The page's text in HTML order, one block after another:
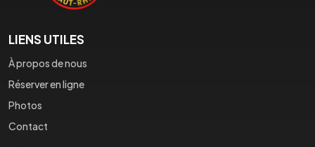
LIENS UTILES
À propos de nous
Réserver en ligne
Photos
Contact